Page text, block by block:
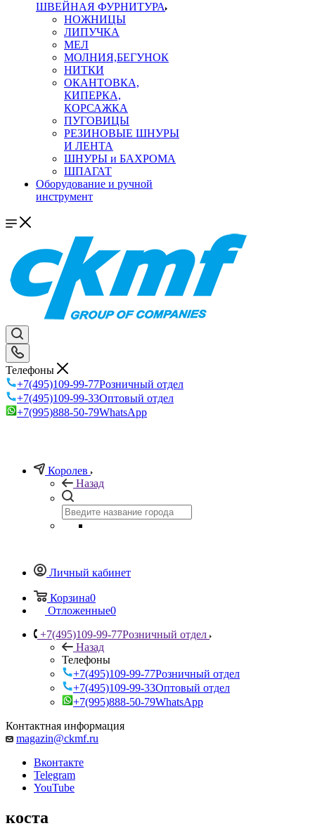
ШВЕЙНАЯ ФУРНИТУРА
НОЖНИЦЫ
ЛИПУЧКА
МЕЛ
МОЛНИЯ,БЕГУНОК
НИТКИ
ОКАНТОВКА,
КИПЕРКА,
КОРСАЖКА
ПУГОВИЦЫ
РЕЗИНОВЫЕ ШНУРЫ
И ЛЕНТА
ШНУРЫ и БАХРОМА
ШПАГАТ
Оборудование и ручной
инструмент
Телефоны
+7(495)109-99-77Розничный отдел
+7(495)109-99-33Оптовый отдел
+7(995)888-50-79WhatsApp
Королев
Назад
Личный кабинет
Корзина0
Отложенные0
+7(495)109-99-77Розничный отдел
Назад
Телефоны
+7(495)109-99-77Розничный отдел
+7(495)109-99-33Оптовый отдел
+7(995)888-50-79WhatsApp
Контактная информация
magazin@ckmf.ru
Вконтакте
Telegram
YouTube
коста